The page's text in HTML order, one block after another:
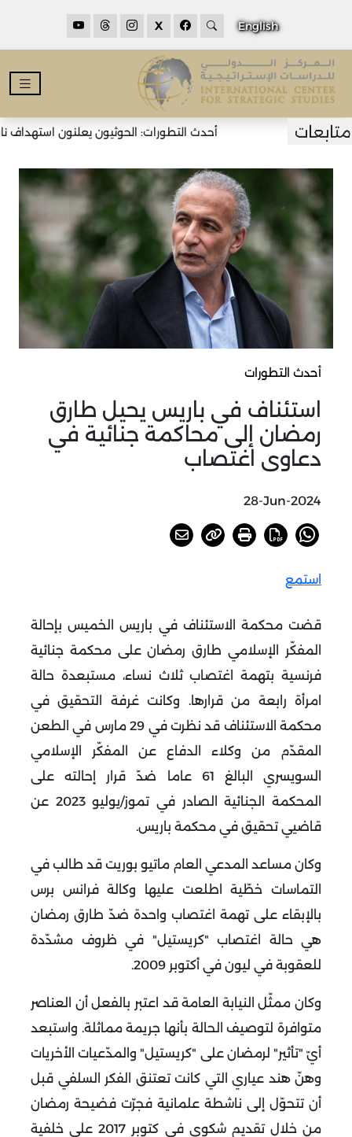
English
X
أحدث التطورات: الحوثيون يعلنون استهداف
أحدث التطورات
استئناف في باريس يحيل طارق
رمضان إلى محاكمة جنائية في
دعاوى اغتصاب
28-Jun-2024
استمع
قضت محكمة الاستئناف في باريس الخميس بإحالة
المفكّر الإسلامي طارق رمضان على محكمة جنائية
فرنسية بتهمة اغتصاب ثلاث نساء، مستبعدة حالة
امرأة رابعة من قرارها. وكانت غرفة التحقيق في
محكمة الاستئناف قد نظرت في 29 مارس في الطعن
المقدّم من وكلاء الدفاع عن المفكّر الإسلامي
السويسري البالغ 61 عاما ضدّ قرار إحالته على
المحكمة الجنائية الصادر في تموز/يوليو 2023 عن
قاضيي تحقيق في محكمة باريس.
وكان مساعد المدعي العام ماتيو بوريت قد طالب في
التماسات خطّية اطلعت عليها وكالة فرانس برس
بالإبقاء على تهمة اغتصاب واحدة ضدّ طارق رمضان
هي حالة اغتصاب "كريستيل" في ظروف مشدّدة
للعقوبة في ليون في أكتوبر 2009.
وكان ممثّل النيابة العامة قد اعتبر بالفعل أن العناصر
متوافرة لتوصيف الحالة بأنها جريمة مماثلة. واستبعد
أيّ "تأثير" لرمضان على "كريستيل" والمدّعيات الأخريات
وهنّ هند عياري التي كانت تعتنق الفكر السلفي قبل
أن تتحوّل إلى ناشطة علمانية فجرّت فضيحة رمضان
من خلال تقديم شكوى في كتوبر 2017 على خلفية